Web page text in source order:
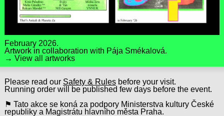
February 2026.
Artwork in collaboration with Pája Smékalová.
→ View all artworks
Please read our Safety & Rulesbefore your visit.
Running order will be published few days before the event.
⚑ Tato akce se koná za podpory Ministerstva kultury České
republiky a Magistrátu hlavního města Praha.